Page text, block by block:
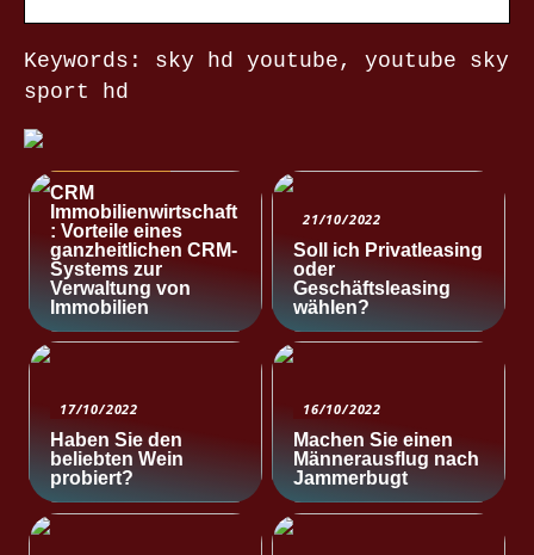
Keywords: sky hd youtube, youtube sky
sport hd
CRM
Immobilienwirtschaft
: Vorteile eines
ganzheitlichen CRM-
Systems zur
Verwaltung von
Immobilien
21/10/2022
Soll ich Privatleasing
oder
Geschäftsleasing
wählen?
17/10/2022
Haben Sie den
beliebten Wein
probiert?
16/10/2022
Machen Sie einen
Männerausflug nach
Jammerbugt